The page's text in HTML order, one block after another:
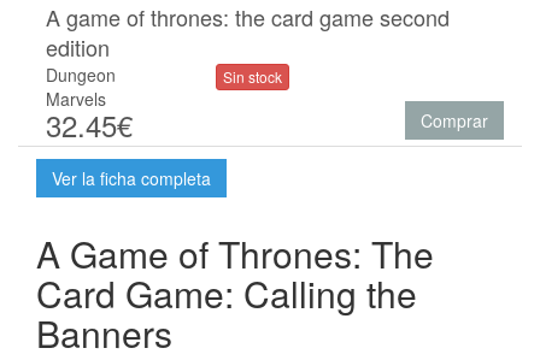
A game of thrones: the card game second
edition
Dungeon
Marvels
32.45€
Sin stock
Comprar
Ver la ficha completa
A Game of Thrones: The
Card Game: Calling the
Banners